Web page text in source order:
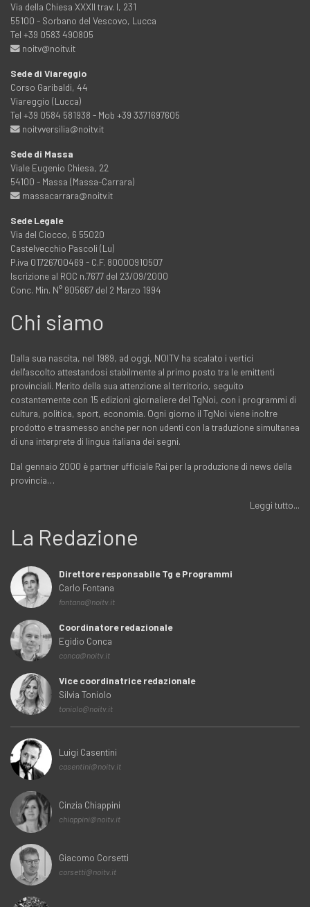
Via della Chiesa XXXII trav. I, 231
55100 - Sorbano del Vescovo, Lucca
Tel +39 0583 490805
noitv@noitv.it
Sede di Viareggio
Corso Garibaldi, 44
Viareggio (Lucca)
Tel +39 0584 581938 - Mob +39 3371697605
noitvversilia@noitv.it
Sede di Massa
Viale Eugenio Chiesa, 22
54100 - Massa (Massa-Carrara)
massacarrara@noitv.it
Sede Legale
Via del Ciocco, 6 55020
Castelvecchio Pascoli (Lu)
P.iva 01726700469 - C.F. 80000910507
Iscrizione al ROC n.7677 del 23/09/2000
Conc. Min. N° 905667 del 2 Marzo 1994
Chi siamo
Dalla sua nascita, nel 1989, ad oggi, NOITV ha scalato i vertici
dell'ascolto attestandosi stabilmente al primo posto tra le emittenti
provinciali. Merito della sua attenzione al territorio, seguito
costantemente con 15 edizioni giornaliere del TgNoi, con i programmi di
cultura, politica, sport, economia. Ogni giorno il TgNoi viene inoltre
prodotto e trasmesso anche per non udenti con la traduzione simultanea
di una interprete di lingua italiana dei segni.
Dal gennaio 2000 è partner ufficiale Rai per la produzione di news della
provincia…
Leggi tutto...
La Redazione
Direttore responsabile Tg e Programmi
Carlo Fontana
fontana@noitv.it
Coordinatore redazionale
Egidio Conca
conca@noitv.it
Vice coordinatrice redazionale
Silvia Toniolo
toniolo@noitv.it
Luigi Casentini
casentini@noitv.it
Cinzia Chiappini
chiappini@noitv.it
Giacomo Corsetti
corsetti@noitv.it